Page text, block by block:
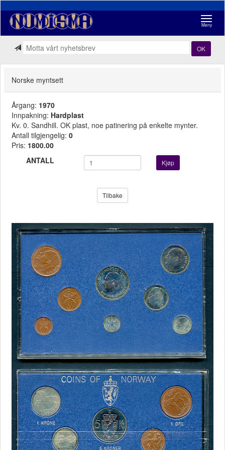
Meny
OK
Norske myntsett
Årgang: 1970
Innpakning: Hardplast
Kv. 0. Sandhill. OK plast, noe patinering på enkelte mynter.
Antall tilgjengelig: 0
Pris: 1800.00
ANTALL
Kjøp
Tilbake